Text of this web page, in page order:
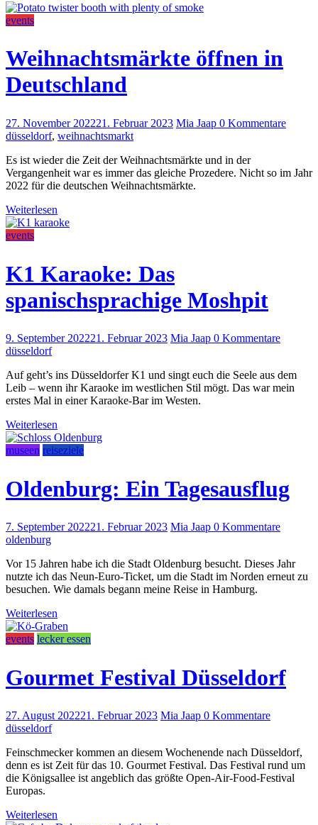
events
Weihnachtsmärkte öffnen in
Deutschland
27. November 202221. Februar 2023 Mia Jaap 0 Kommentare
düsseldorf, weihnachtsmarkt
Es ist wieder die Zeit der Weihnachtsmärkte und in der
Vergangenheit war es immer das gleiche Prozedere. Nicht so im Jahr
2022 für die deutschen Weihnachtsmärkte.
Weiterlesen
events
K1 Karaoke: Das
spanischsprachige Moshpit
9. September 202221. Februar 2023 Mia Jaap 0 Kommentare
düsseldorf
Auf geht’s ins Düsseldorfer K1 und singt euch die Seele aus dem
Leib – wenn ihr Karaoke im westlichen Stil mögt. Das war mein
erstes Mal in einer Karaoke-Bar im Westen.
Weiterlesen
museen reiseziele
Oldenburg: Ein Tagesausflug
7. September 202221. Februar 2023 Mia Jaap 0 Kommentare
oldenburg
Vor 15 Jahren habe ich die Stadt Oldenburg besucht. Dieses Jahr
nutzte ich das Neun-Euro-Ticket, um die Stadt im Norden erneut zu
besuchen. Wie damals begann meine Reise in Hamburg.
Weiterlesen
events lecker essen
Gourmet Festival Düsseldorf
27. August 202221. Februar 2023 Mia Jaap 0 Kommentare
düsseldorf
Feinschmecker kommen an diesem Wochenende nach Düsseldorf,
denn es ist Zeit für das 10. Gourmet Festival. Das Festival rund um
die Königsallee ist angeblich das größte Open-Air-Food-Festival
Europas.
Weiterlesen